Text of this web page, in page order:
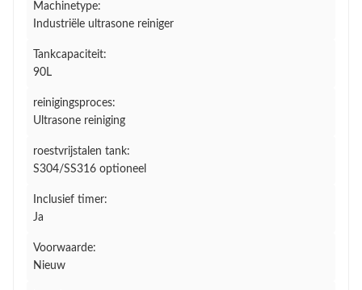
Machinetype:
Industriële ultrasone reiniger
Tankcapaciteit:
90L
reinigingsproces:
Ultrasone reiniging
roestvrijstalen tank:
S304/SS316 optioneel
Inclusief timer:
Ja
Voorwaarde:
Nieuw